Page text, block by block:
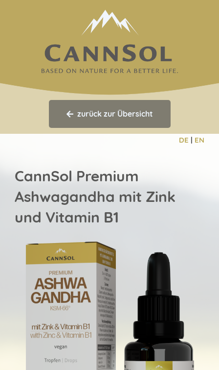
zurück zur Übersicht
DE | EN
CannSol Premium
Ashwagandha mit Zink
und Vitamin B1